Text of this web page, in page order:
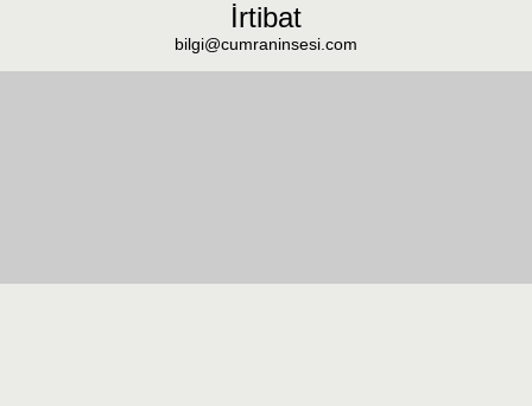
İrtibat
bilgi@cumraninsesi.com